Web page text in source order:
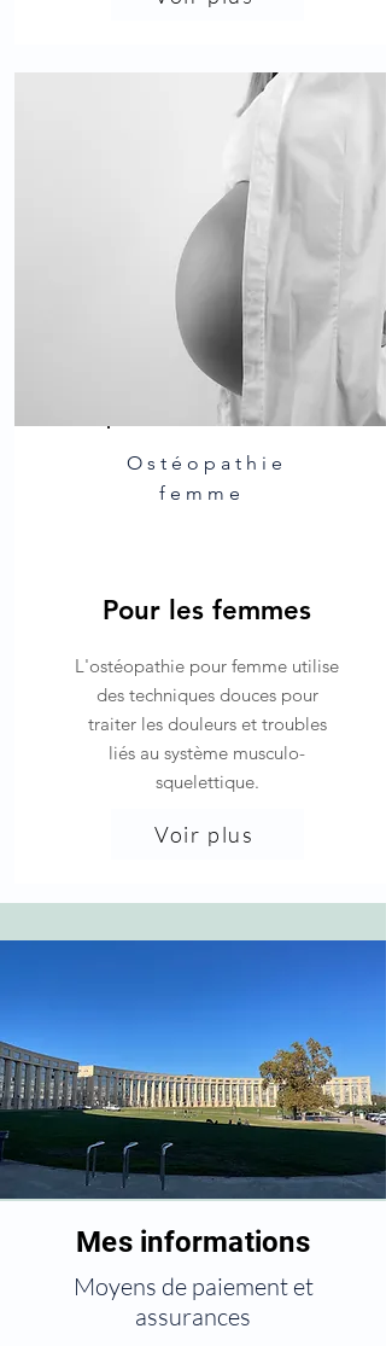
Ostéopathie
femme
Pour les femmes
L'ostéopathie pour femme utilise
des techniques douces pour
traiter les douleurs et troubles
liés au système musculo-
squelettique.
Voir plus
Mes informations
Moyens de paiement et
assurances